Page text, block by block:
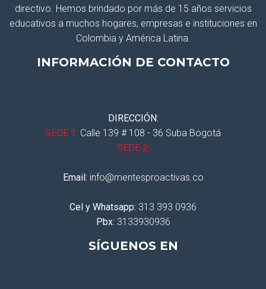
directivo. Hemos brindado por más de 15 años servicios
educativos a muchos hogares, empresas e instituciones en
Colombia y América Latina.
INFORMACIÓN DE CONTACTO
DIRECCIÓN:
SEDE 1: Calle 139 # 108 - 36 Suba Bogotá
SEDE 2:
Email: info@mentesproactivas.co
Cel y Whatsapp: 313 393 0936
Pbx: 3133930936
SÍGUENOS EN